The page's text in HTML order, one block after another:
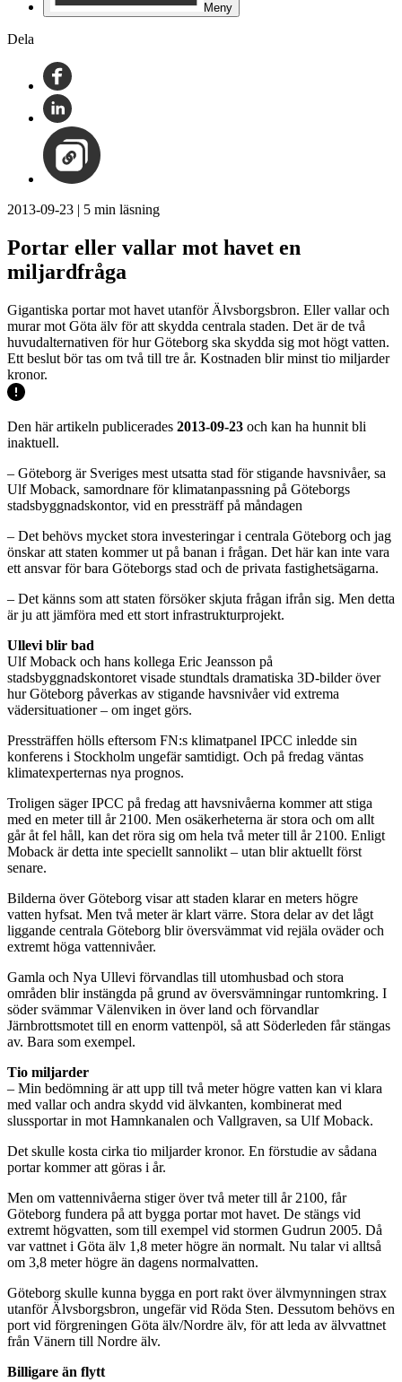
Meny
Dela
2013-09-23 | 5 min läsning
Portar eller vallar mot havet en
miljardfråga
Gigantiska portar mot havet utanför Älvsborgsbron. Eller vallar och
murar mot Göta älv för att skydda centrala staden. Det är de två
huvudalternativen för hur Göteborg ska skydda sig mot högt vatten.
Ett beslut bör tas om två till tre år. Kostnaden blir minst tio miljarder
kronor.
Den här artikeln publicerades 2013-09-23 och kan ha hunnit bli
inaktuell.
– Göteborg är Sveriges mest utsatta stad för stigande havsnivåer, sa
Ulf Moback, samordnare för klimatanpassning på Göteborgs
stadsbyggnadskontor, vid en pressträff på måndagen
– Det behövs mycket stora investeringar i centrala Göteborg och jag
önskar att staten kommer ut på banan i frågan. Det här kan inte vara
ett ansvar för bara Göteborgs stad och de privata fastighetsägarna.
– Det känns som att staten försöker skjuta frågan ifrån sig. Men detta
är ju att jämföra med ett stort infrastrukturprojekt.
Ullevi blir bad
Ulf Moback och hans kollega Eric Jeansson på
stadsbyggnadskontoret visade stundtals dramatiska 3D-bilder över
hur Göteborg påverkas av stigande havsnivåer vid extrema
vädersituationer – om inget görs.
Pressträffen hölls eftersom FN:s klimatpanel IPCC inledde sin
konferens i Stockholm ungefär samtidigt. Och på fredag väntas
klimatexperternas nya prognos.
Troligen säger IPCC på fredag att havsnivåerna kommer att stiga
med en meter till år 2100. Men osäkerheterna är stora och om allt
går åt fel håll, kan det röra sig om hela två meter till år 2100. Enligt
Moback är detta inte speciellt sannolikt – utan blir aktuellt först
senare.
Bilderna över Göteborg visar att staden klarar en meters högre
vatten hyfsat. Men två meter är klart värre. Stora delar av det lågt
liggande centrala Göteborg blir översvämmat vid rejäla oväder och
extremt höga vattennivåer.
Gamla och Nya Ullevi förvandlas till utomhusbad och stora
områden blir instängda på grund av översvämningar runtomkring. I
söder svämmar Välenviken in över land och förvandlar
Järnbrottsmotet till en enorm vattenpöl, så att Söderleden får stängas
av. Bara som exempel.
Tio miljarder
– Min bedömning är att upp till två meter högre vatten kan vi klara
med vallar och andra skydd vid älvkanten, kombinerat med
slussportar in mot Hamnkanalen och Vallgraven, sa Ulf Moback.
Det skulle kosta cirka tio miljarder kronor. En förstudie av sådana
portar kommer att göras i år.
Men om vattennivåerna stiger över två meter till år 2100, får
Göteborg fundera på att bygga portar mot havet. De stängs vid
extremt högvatten, som till exempel vid stormen Gudrun 2005. Då
var vattnet i Göta älv 1,8 meter högre än normalt. Nu talar vi alltså
om 3,8 meter högre än dagens normalvatten.
Göteborg skulle kunna bygga en port rakt över älvmynningen strax
utanför Älvsborgsbron, ungefär vid Röda Sten. Dessutom behövs en
port vid förgreningen Göta älv/Nordre älv, för att leda av älvvattnet
från Vänern till Nordre älv.
Billigare än flytt